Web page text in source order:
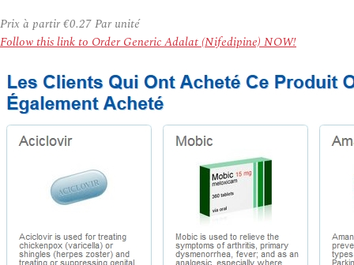
Prix à partir€0.27Par unité
Follow this link to Order Generic Adalat (Nifedipine) NOW!